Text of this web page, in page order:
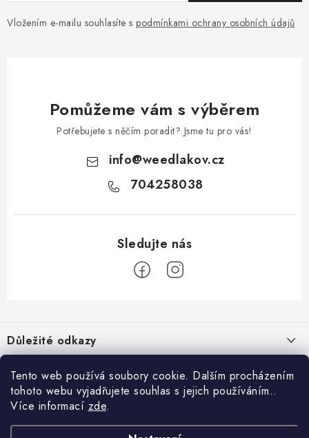
Tento web používá soubory cookie. Dalším procházením
tohoto webu vyjadřujete souhlas s jejich používáním..
Více informací zde.
Vložením e-mailu souhlasíte s podmínkami ochrany osobních údajů
Pomůžeme vám s výběrem
Potřebujete s něčím poradit? Jsme tu pro vás!
info@weedlakov.cz
704258038
p
a
Důležité odkazy
Hodnocení obchodu
Doprava & Platba
Možná by tě zajímalo
Weedlákův blog
Kamenný obchod
Informace pro tebe